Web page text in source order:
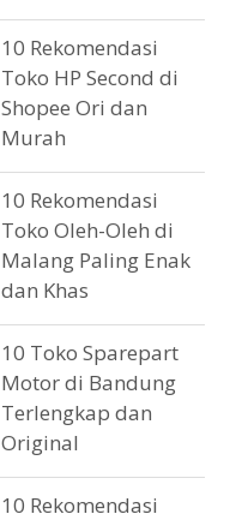
10 Rekomendasi
Toko HP Second di
Shopee Ori dan
Murah
10 Rekomendasi
Toko Oleh-Oleh di
Malang Paling Enak
dan Khas
10 Toko Sparepart
Motor di Bandung
Terlengkap dan
Original
10 Rekomendasi